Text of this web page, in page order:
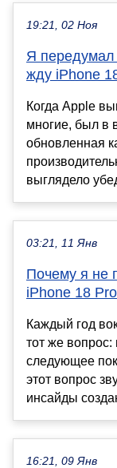
19:21, 02 Ноя
Я передумал
жду iPhone
Когда Apple
многие, был в
обновленная
выглядело
03:21, 11 Янв
Почему я не
iPhone 18 Pro
Каждый год
тот же вопрос:
следующее
этот вопрос
инсайды
16:21, 09 Янв